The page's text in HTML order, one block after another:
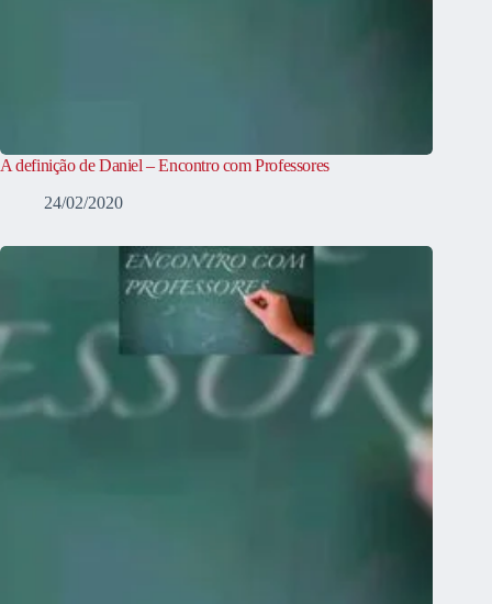
A definição de Daniel – Encontro com Professores
24/02/2020